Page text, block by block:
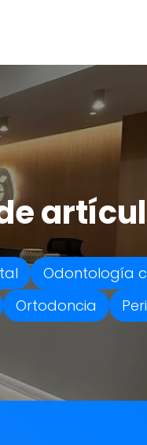
Odontología
Ortodoncia